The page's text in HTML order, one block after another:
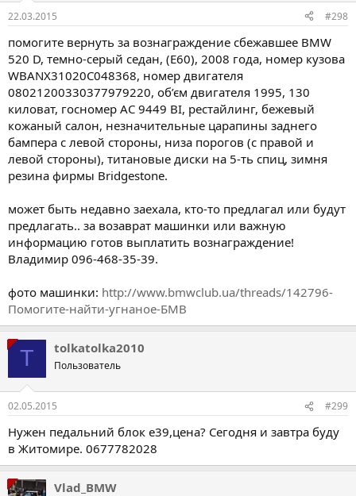
22.03.2015 #298
помогите вернуть за вознаграждение сбежавшее BMW
520 D, темно-серый седан, (E60), 2008 года, номер кузова
WBANX31020C048368, номер двигателя
08021200330377979220, об’єм двигателя 1995, 130
киловат, госномер АС 9449 ВІ, рестайлинг, бежевый
кожаный салон, незначительные царапины заднего
бампера с левой стороны, низа порогов (с правой и
левой стороны), титановые диски на 5-ть спиц, зимня
резина фирмы Bridgestone.
может быть недавно заехала, кто-то предлагал или будут
предлагать.. за возаврат машинки или важную
информацию готов выплатить вознаграждение!
Владимир 096-468-35-39.
фото машинки: http://www.bmwclub.ua/threads/142796-
Помогите-найти-угнаное-БМВ
T tolkatolka2010
Пользователь
02.05.2015 #299
Нужен педальний блок е39,цена? Сегодня и завтра буду
в Житомире. 0677782028
Vlad_BMW